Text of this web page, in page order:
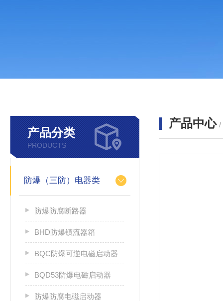
产品分类
PRODUCTS
防爆（三防）电器类
防爆防腐断路器
BHD防爆镇流器箱
BQC防爆可逆电磁启动器
BQD53防爆电磁启动器
防爆防腐电磁启动器
产品中心 /